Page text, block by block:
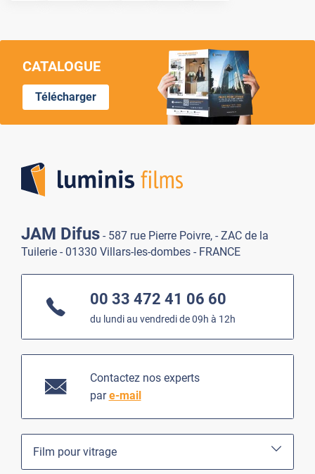
CATALOGUE
Télécharger
JAM Difus - 587 rue Pierre Poivre, - ZAC de la
Tuilerie - 01330 Villars-les-dombes - FRANCE
00 33 472 41 06 60
du lundi au vendredi de 09h à 12h
Contactez nos experts
pare-mail
Film pour vitrage